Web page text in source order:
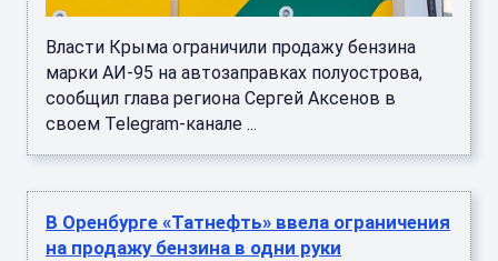
Власти Крыма ограничили продажу бензина
марки АИ-95 на автозаправках полуострова,
сообщил глава региона Сергей Аксенов в
своем Telegram-канале ...
В Оренбурге «Татнефть» ввела ограничения
на продажу бензина в одни руки